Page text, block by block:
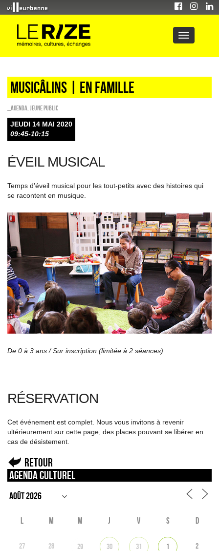
Musicâlins | en famille
_Agenda Jeune public
JEUDI 14 MAI 2020
09:45-10:15
ÉVEIL MUSICAL
Temps d’éveil musical pour les tout-petits avec des histoires qui
se racontent en musique.
De 0 à 3 ans /Sur inscription (limitée à 2 séances)
RÉSERVATION
Cet événement est complet. Nous vous invitons à revenir
ultérieurement sur cette page, des places pouvant se libérer en
cas de désistement.
Retour
Agenda culturel
L M M J V S D
27 28 29 30 31 1 2